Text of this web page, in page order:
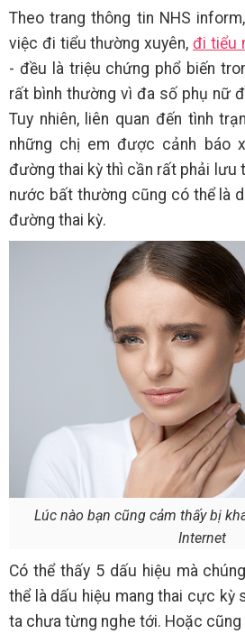
Theo trang thông tin NHS
việc đi tiểu thường xuyên, đi tiểu
- đều là triệu chứng phổ biến
rất bình thường vì đa số phụ nữ
Tuy nhiên, liên quan đến tình
những chị em được cảnh báo
đường thai kỳ thì cần rất phải lưu
nước bất thường cũng có thể là
đường thai kỳ.
Lúc nào bạn cũng cảm thấy bị
Internet
Có thể thấy 5 dấu hiệu mà
thể là dấu hiệu mang thai cực kỳ
ta chưa từng nghe tới. Hoặc